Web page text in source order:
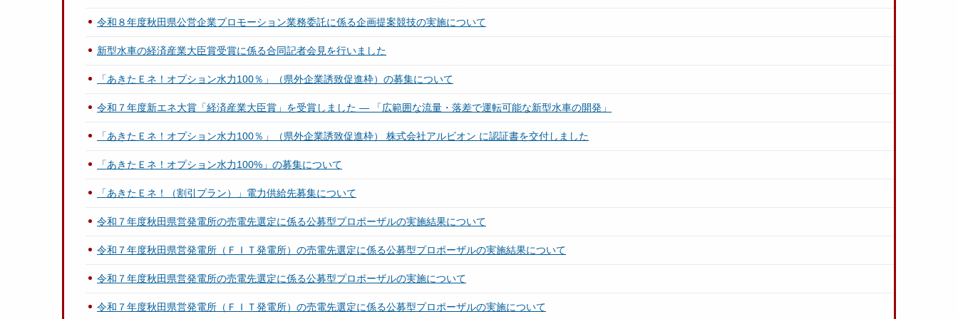
令和８年度秋田県公営企業プロモーション業務委託に係る企画提案競技の実施について
新型水車の経済産業大臣賞受賞に係る合同記者会見を行いました
「あきたＥネ！オプション水力100％」（県外企業誘致促進枠）の募集について
令和７年度新エネ大賞「経済産業大臣賞」を受賞しました ― 「広範囲な流量・落差で運転可能な新型水車の開発」
「あきたＥネ！オプション水力100％」（県外企業誘致促進枠） 株式会社アルビオン に認証書を交付しました
「あきたＥネ！オプション水力100%」の募集について
「あきたＥネ！（割引プラン）」電力供給先募集について
令和７年度秋田県営発電所の売電先選定に係る公募型プロポーザルの実施結果について
令和７年度秋田県営発電所（ＦＩＴ発電所）の売電先選定に係る公募型プロポーザルの実施結果について
令和７年度秋田県営発電所の売電先選定に係る公募型プロポーザルの実施について
令和７年度秋田県営発電所（ＦＩＴ発電所）の売電先選定に係る公募型プロポーザルの実施について